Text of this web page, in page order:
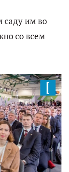
саду им во
со всем